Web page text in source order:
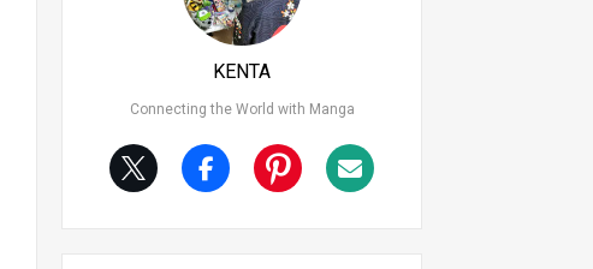
KENTA
Connecting the World with Manga